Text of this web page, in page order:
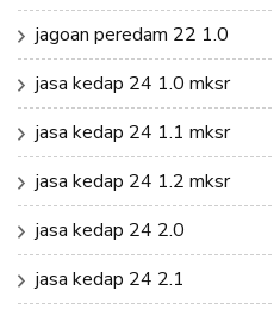
jagoan peredam 22 1.0
jasa kedap 24 1.0 mksr
jasa kedap 24 1.1 mksr
jasa kedap 24 1.2 mksr
jasa kedap 24 2.0
jasa kedap 24 2.1